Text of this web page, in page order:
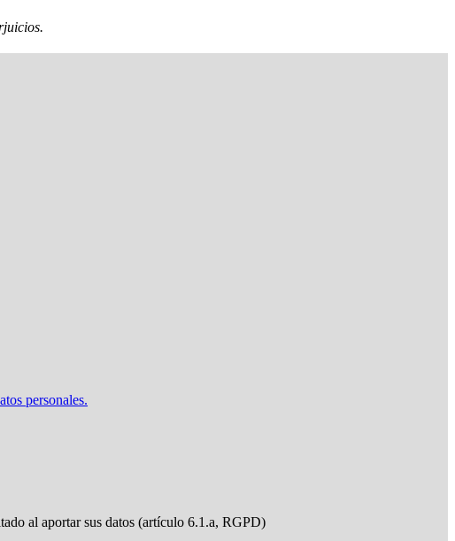
personales.
al aportar sus datos (artículo 6.1.a, RGPD)